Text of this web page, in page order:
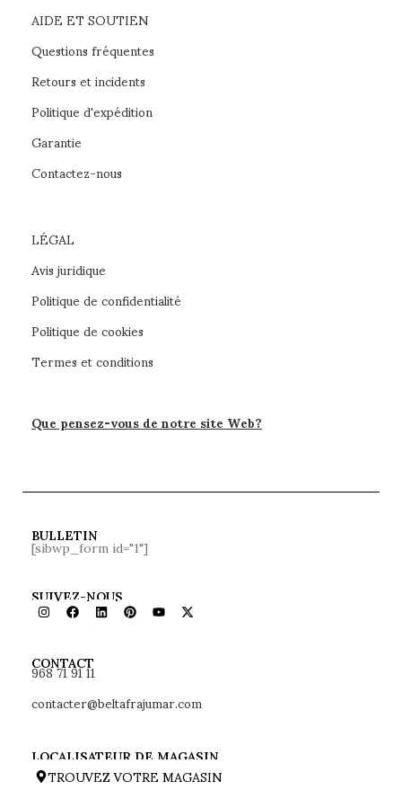
AIDE ET SOUTIEN
Questions fréquentes
Retours et incidents
Politique d'expédition
Garantie
Contactez-nous
LÉGAL
Avis juridique
Politique de confidentialité
Politique de cookies
Termes et conditions
Que pensez-vous de notre site Web?
BULLETIN
[sibwp_form id="1"]
SUIVEZ-NOUS
CONTACT
968 71 91 11
contacter@beltafrajumar.com
LOCALISATEUR DE MAGASIN
TROUVEZ VOTRE MAGASIN